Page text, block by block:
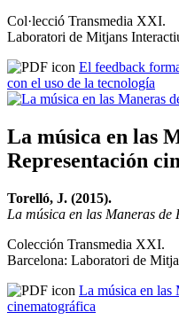
Col·lecció Transmedia XXI.
Laboratori de Mitjans
El feedback
con el uso de la tecnología
La música en las
Representación
Torelló, J. (2015).
La música en las Maneras de
Colección Transmedia XXI.
Barcelona: Laboratori de
La música en las
cinematográfica